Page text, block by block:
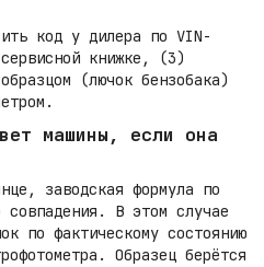
код у дилера по VIN-
книжке, (3)
(лючок бензобака)
машины, если она
заводская формула по
В этом случае
по фактическому состоянию
Образец берётся